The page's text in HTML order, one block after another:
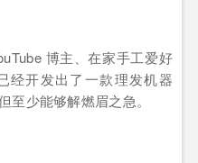
博主、在家手工爱好
经开发出了一款理发机器
至少能够解燃眉之急。